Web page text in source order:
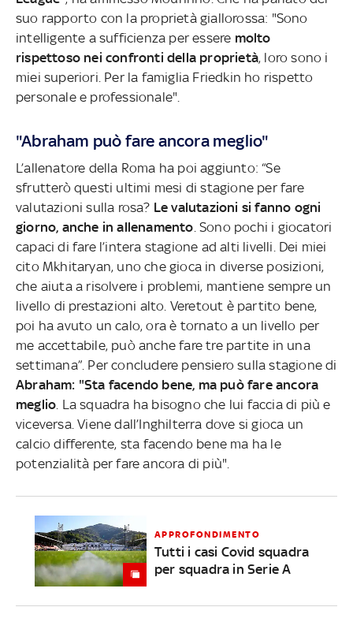
suo rapporto con la proprietà giallorossa: "Sono
intelligente a sufficienza per essere molto
rispettoso nei confronti della proprietà, loro sono i
miei superiori. Per la famiglia Friedkin ho rispetto
personale e professionale".
"Abraham può fare ancora meglio"
L’allenatore della Roma ha poi aggiunto: “Se
sfrutterò questi ultimi mesi di stagione per fare
valutazioni sulla rosa? Le valutazioni si fanno ogni
giorno, anche in allenamento . Sono pochi i giocatori
capaci di fare l’intera stagione ad alti livelli. Dei miei
cito Mkhitaryan, uno che gioca in diverse posizioni,
che aiuta a risolvere i problemi, mantiene sempre un
livello di prestazioni alto. Veretout è partito bene,
poi ha avuto un calo, ora è tornato a un livello per
me accettabile, può anche fare tre partite in una
settimana”. Per concludere pensiero sulla stagione di
Abraham: "Sta facendo bene, ma può fare ancora
meglio . La squadra ha bisogno che lui faccia di più e
viceversa. Viene dall’Inghilterra dove si gioca un
calcio differente, sta facendo bene ma ha le
potenzialità per fare ancora di più".
APPROFONDIMENTO
Tutti i casi Covid squadra
per squadra in Serie A